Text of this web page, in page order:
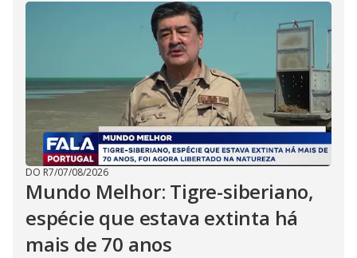
DO R7/07/08/2026
Mundo Melhor: Tigre-siberiano,
espécie que estava extinta há
mais de 70 anos